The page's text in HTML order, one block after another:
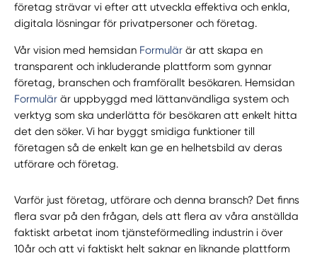
företag strävar vi efter att utveckla effektiva och enkla,
digitala lösningar för privatpersoner och företag.
Vår vision med hemsidan Formulär är att skapa en
transparent och inkluderande plattform som gynnar
företag, branschen och framförallt besökaren. Hemsidan
Formulär är uppbyggd med lättanvändliga system och
verktyg som ska underlätta för besökaren att enkelt hitta
det den söker. Vi har byggt smidiga funktioner till
företagen så de enkelt kan ge en helhetsbild av deras
utförare och företag.
Varför just företag, utförare och denna bransch? Det finns
flera svar på den frågan, dels att flera av våra anställda
faktiskt arbetat inom tjänsteförmedling industrin i över
10år och att vi faktiskt helt saknar en liknande plattform